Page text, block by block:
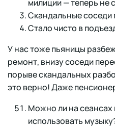
милиции — теперь не
Скандальные соседи
Стало чисто в
У нас тоже пьяницы
ремонт, внизу соседи
порыве скандальных
это верно! Даже
Можно ли на сеансах
использовать